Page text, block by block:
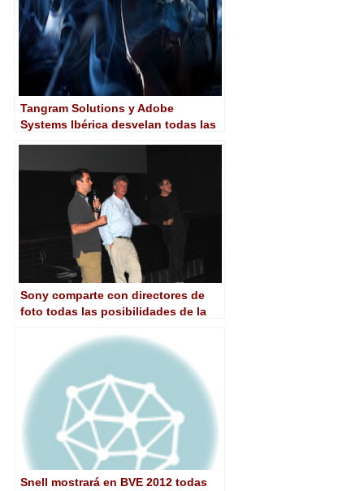
Tangram Solutions y Adobe
Systems Ibérica desvelan todas las
Sony comparte con directores de
foto todas las posibilidades de la
Snell mostrará en BVE 2012 todas